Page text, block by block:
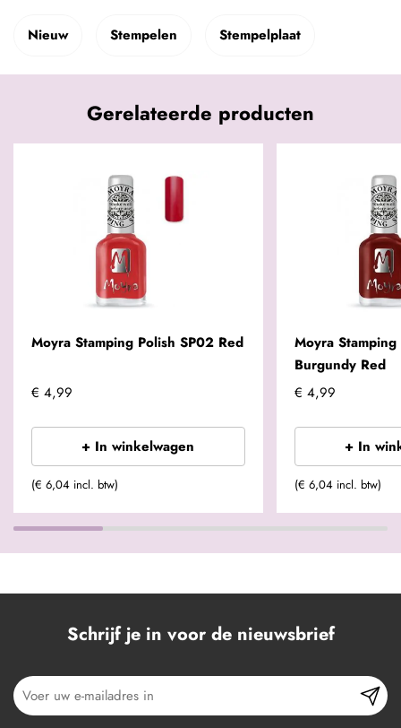
Nieuw Stempelen Stempelplaat
Gerelateerde producten
Moyra Stamping Polish SP02 Red
€ 4,99
+ In winkelwagen
(€ 6,04 incl. btw)
Moyra
Burgundy Red
€ 4,99
+ In
(€ 6,04 incl. btw)
Schrijf je in voor de nieuwsbrief